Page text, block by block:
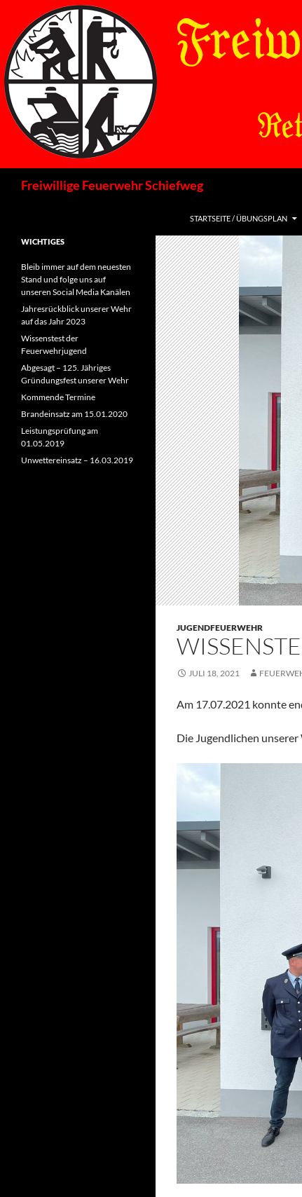
Inhalt
springen
Freiwillige Feuerwehr Schiefweg
STARTSEITE / ÜBUNGSPLAN
JUGENDFEUERWEHR
JULI 18, 2021
Am 17.07.2021 konnte
Die Jugendlichen
WICHTIGES
Bleib immer auf dem neuesten
Stand und folge uns auf
unseren Social Media Kanälen
Jahresrückblick unserer Wehr
auf das Jahr 2023
Wissenstest der
Feuerwehrjugend
Abgesagt – 125. Jähriges
Gründungsfest unserer Wehr
Kommende Termine
Brandeinsatz am 15.01.2020
Leistungsprüfung am
01.05.2019
Unwettereinsatz – 16.03.2019